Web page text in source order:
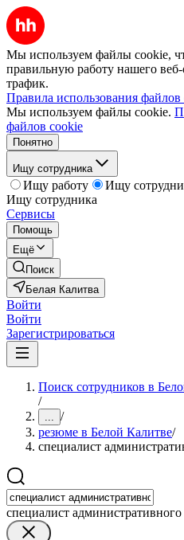
Мы используем файлы cookie,
правильную работу нашего веб-
трафик.
Правила использования файлов
Мы используем файлы cookie.
файлов cookie
Понятно
Ищу сотрудника
Ищу работу
Ищу
Ищу сотрудника
Сервисы
Помощь
Ещё
Поиск
Белая Калитва
Войти
Войти
Зарегистрироваться
Поиск сотрудников в
/
... /
резюме в Белой Калитве/
специалист
специалист административного